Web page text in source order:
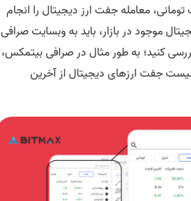
معامله جفت ارز دیجیتال را انجام
موجود در بازار، باید به وبسایت صرافی
کنید؛ به طور مثال در صرافی بیتمکس،
جفت ارزهای دیجیتال از آخرین